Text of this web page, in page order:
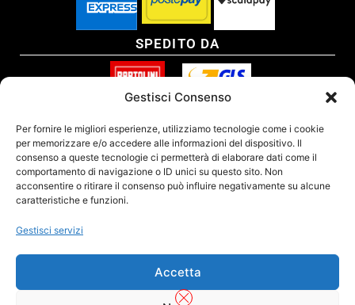
Gestisci Consenso
Per fornire le migliori esperienze, utilizziamo tecnologie come i cookie
per memorizzare e/o accedere alle informazioni del dispositivo. Il
consenso a queste tecnologie ci permetterà di elaborare dati come il
comportamento di navigazione o ID unici su questo sito. Non
acconsentire o ritirare il consenso può influire negativamente su alcune
caratteristiche e funzioni.
Gestisci servizi
Accetta
SPEDITO DA